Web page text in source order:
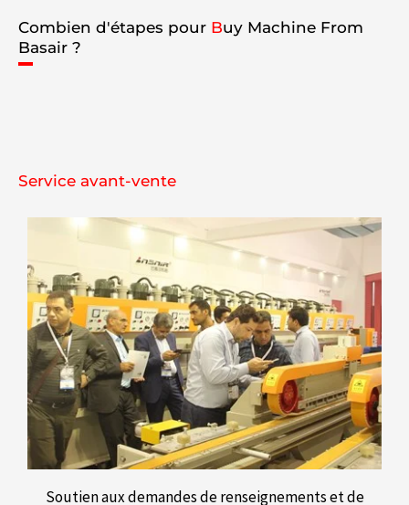
Combien d'étapes pour Buy Machine From
Basair ?
Service avant-vente
Soutien aux demandes de renseignements et de